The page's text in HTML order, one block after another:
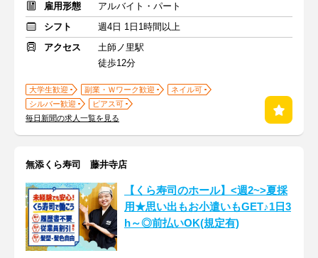
雇用形態
アルバイト・パート
シフト
週4日 1日1時間以上
アクセス
土師ノ里駅
徒歩12分
大学生歓迎 副業・Ｗワーク歓迎
ネイル可
シルバー歓迎
ピアス可
毎日新聞の求人一覧を見る
無添くら寿司 藤井寺店
【くら寿司のホール】<週2~>夏採
用★思い出もお小遣いもGET♪1日3
h～◎前払いOK(規定有)